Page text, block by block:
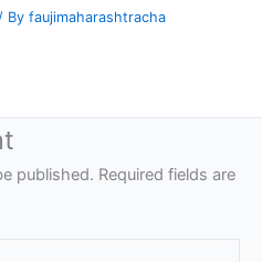
/ Byfaujimaharashtracha
published. Required fields are